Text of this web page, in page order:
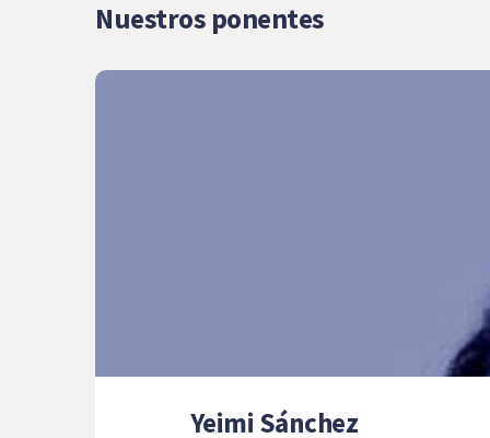
Nuestros ponentes
Yeimi Sánchez